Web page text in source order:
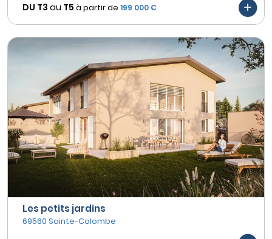
DU T3 au T5 à partir de 199 000 €
Les petits jardins
69560 Sainte-Colombe